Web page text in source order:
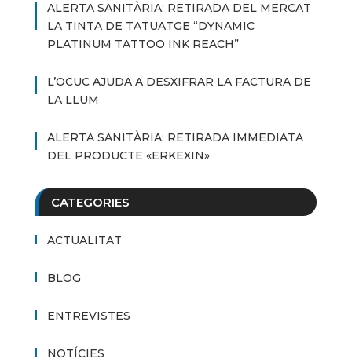
ALERTA SANITÀRIA: RETIRADA DEL MERCAT
LA TINTA DE TATUATGE “DYNAMIC
PLATINUM TATTOO INK REACH”
L’OCUC AJUDA A DESXIFRAR LA FACTURA DE
LA LLUM
ALERTA SANITÀRIA: RETIRADA IMMEDIATA
DEL PRODUCTE «ERKEXIN»
CATEGORIES
ACTUALITAT
BLOG
ENTREVISTES
NOTÍCIES